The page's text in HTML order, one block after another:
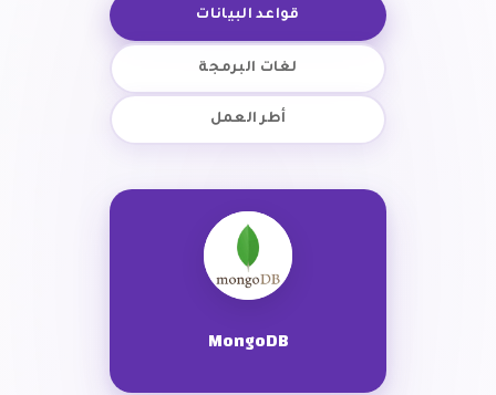
قواعد البيانات
لغات البرمجة
أطر العمل
MongoDB